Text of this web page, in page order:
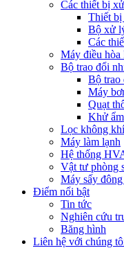
Các thiết bị
Thiết bị
Bộ xử
Các
Máy điều
Bộ trao đổi
Bộ trao
Máy
Quạt
Khử ẩm
Lọc không khí
Máy làm lạnh
Hệ thống
Vật tư phòng
Máy sấy
Điểm nổi bật
Tin tức
Nghiên cứu
Băng hình
Liên hệ với chúng